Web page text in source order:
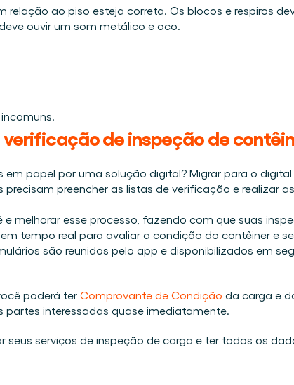
ao piso esteja correta. Os blocos e respiros
ouvir um som metálico e oco.
de inspeção de
em papel por uma solução digital? Migrar para o
preencher as listas de verificação e realizar
melhorar esse processo, fazendo com que suas
tempo real para avaliar a condição do contêiner e
são reunidos pelo app e disponibilizados em
poderá ter Comprovante de Condição da carga e
interessadas quase imediatamente.
seus serviços de inspeção de carga e ter todos os